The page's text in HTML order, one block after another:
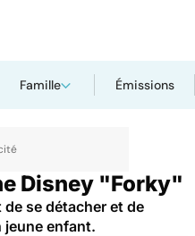
Famille Émissions
Disney "Forky"
se détacher et de
jeune enfant.